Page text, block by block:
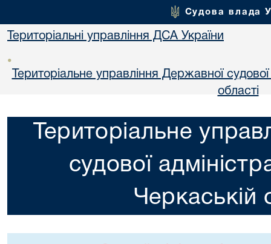
Судова влада
Територіальні управління ДСА України
•
Територіальне управління Державної судової
областi
Територіальне
судової
Черкаській